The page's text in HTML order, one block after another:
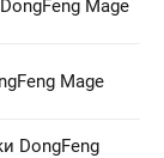
Mage
Mage
DongFeng